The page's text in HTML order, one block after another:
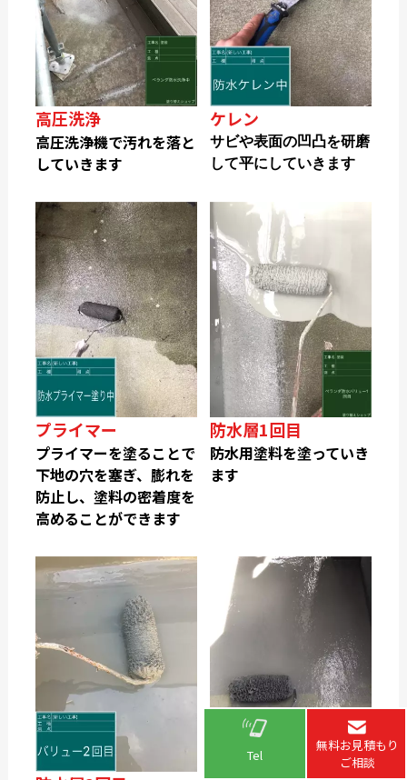
無料お見積もり
ご相談
Tel
高圧洗浄
高圧洗浄機で汚れを落と
していきます
ケレン
サビや表面の凹凸を研磨
して平にしていきます
プライマー
プライマーを塗ることで
下地の穴を塞ぎ、膨れを
防止し、塗料の密着度を
高めることができます
防水層1回目
防水用塗料を塗っていき
ます